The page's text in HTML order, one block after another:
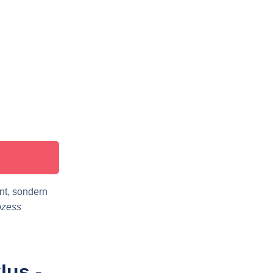
sondern